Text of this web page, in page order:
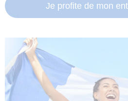
Je profite de mon